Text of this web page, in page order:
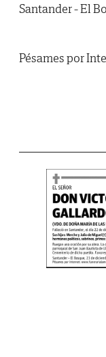
Santander - El
Pésames por